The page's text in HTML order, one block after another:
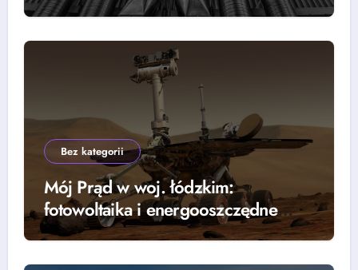
Bez kategorii
Mój Prąd w woj. łódzkim:
fotowoltaika i energooszczędne
rozwiązania — grzejniki, pompy